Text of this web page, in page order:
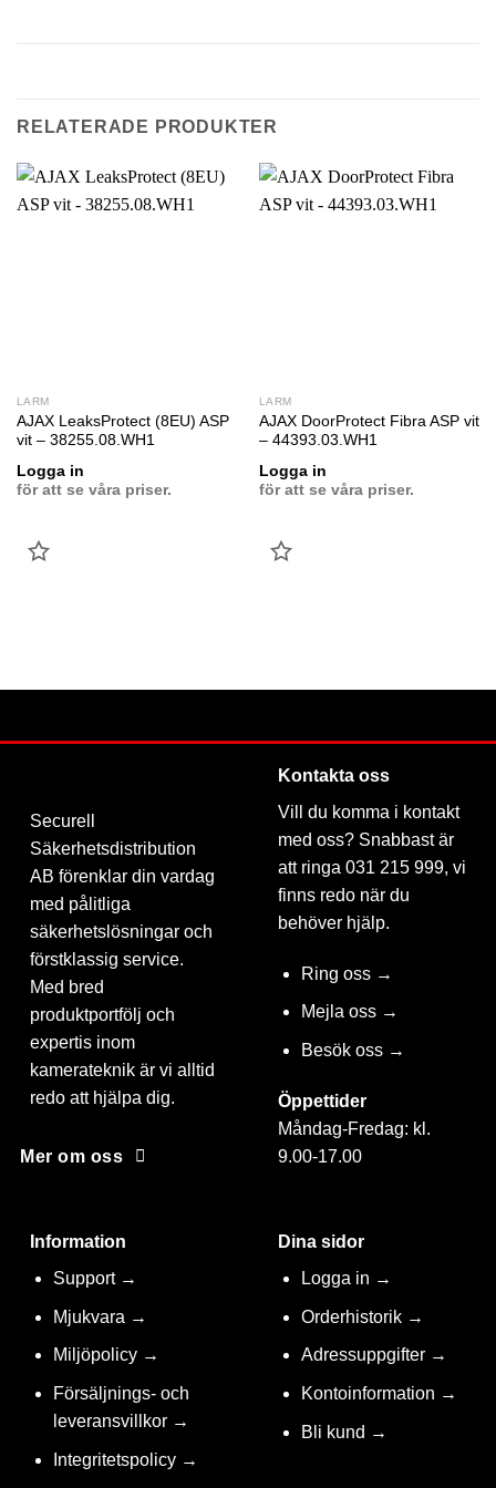
RELATERADE PRODUKTER
LARM
AJAX LeaksProtect (8EU) ASP
vit – 38255.08.WH1
Logga in
för att se våra priser.
LARM
AJAX DoorProtect Fibra ASP vit
– 44393.03.WH1
Logga in
för att se våra priser.
Securell
Säkerhetsdistribution
AB förenklar din vardag
med pålitliga
säkerhetslösningar och
förstklassig service.
Med bred
produktportfölj och
expertis inom
kamerateknik är vi alltid
redo att hjälpa dig.
Mer om oss
Kontakta oss
Vill du komma i kontakt
med oss? Snabbast är
att ringa 031 215 999, vi
finns redo när du
behöver hjälp.
Ring oss →
Mejla oss →
Besök oss →
Öppettider
Måndag-Fredag: kl.
9.00-17.00
Information
Support →
Mjukvara →
Miljöpolicy →
Försäljnings- och
leveransvillkor →
Integritetspolicy →
Dina sidor
Logga in →
Orderhistorik →
Adressuppgifter →
Kontoinformation →
Bli kund →